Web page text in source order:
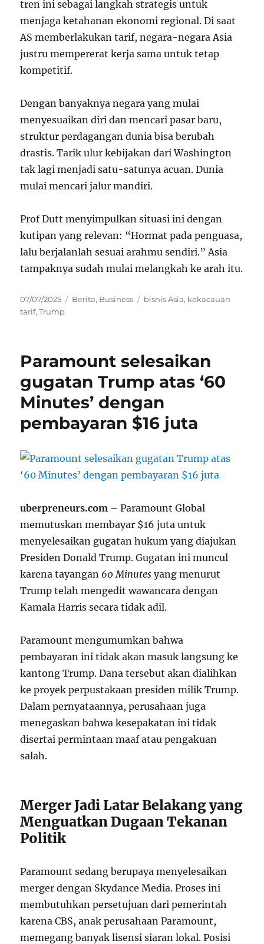
tren ini sebagai langkah strategis untuk
menjaga ketahanan ekonomi regional. Di saat
AS memberlakukan tarif, negara-negara Asia
justru mempererat kerja sama untuk tetap
kompetitif.
Dengan banyaknya negara yang mulai
menyesuaikan diri dan mencari pasar baru,
struktur perdagangan dunia bisa berubah
drastis. Tarik ulur kebijakan dari Washington
tak lagi menjadi satu-satunya acuan. Dunia
mulai mencari jalur mandiri.
Prof Dutt menyimpulkan situasi ini dengan
kutipan yang relevan: “Hormat pada penguasa,
lalu berjalanlah sesuai arahmu sendiri.” Asia
tampaknya sudah mulai melangkah ke arah itu.
Posted
on
07/07/2025 Categories
Berita, Business Tags
bisnis Asia, kekacauan
tarif,Trump
Paramount selesaikan
gugatan Trump atas ‘60
Minutes’ dengan
pembayaran $16 juta
uberpreneurs.com – Paramount Global
memutuskan membayar $16 juta untuk
menyelesaikan gugatan hukum yang diajukan
Presiden Donald Trump. Gugatan ini muncul
karena tayangan 60 Minutes yang menurut
Trump telah mengedit wawancara dengan
Kamala Harris secara tidak adil.
Paramount mengumumkan bahwa
pembayaran ini tidak akan masuk langsung ke
kantong Trump. Dana tersebut akan dialihkan
ke proyek perpustakaan presiden milik Trump.
Dalam pernyataannya, perusahaan juga
menegaskan bahwa kesepakatan ini tidak
disertai permintaan maaf atau pengakuan
salah.
Merger Jadi Latar Belakang yang
Menguatkan Dugaan Tekanan
Politik
Paramount sedang berupaya menyelesaikan
merger dengan Skydance Media. Proses ini
membutuhkan persetujuan dari pemerintah
karena CBS, anak perusahaan Paramount,
memegang banyak lisensi siaran lokal. Posisi